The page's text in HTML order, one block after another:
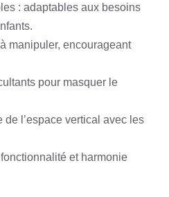
: adaptables aux besoins
manipuler, encourageant
pour masquer le
de l’espace vertical avec les
et harmonie